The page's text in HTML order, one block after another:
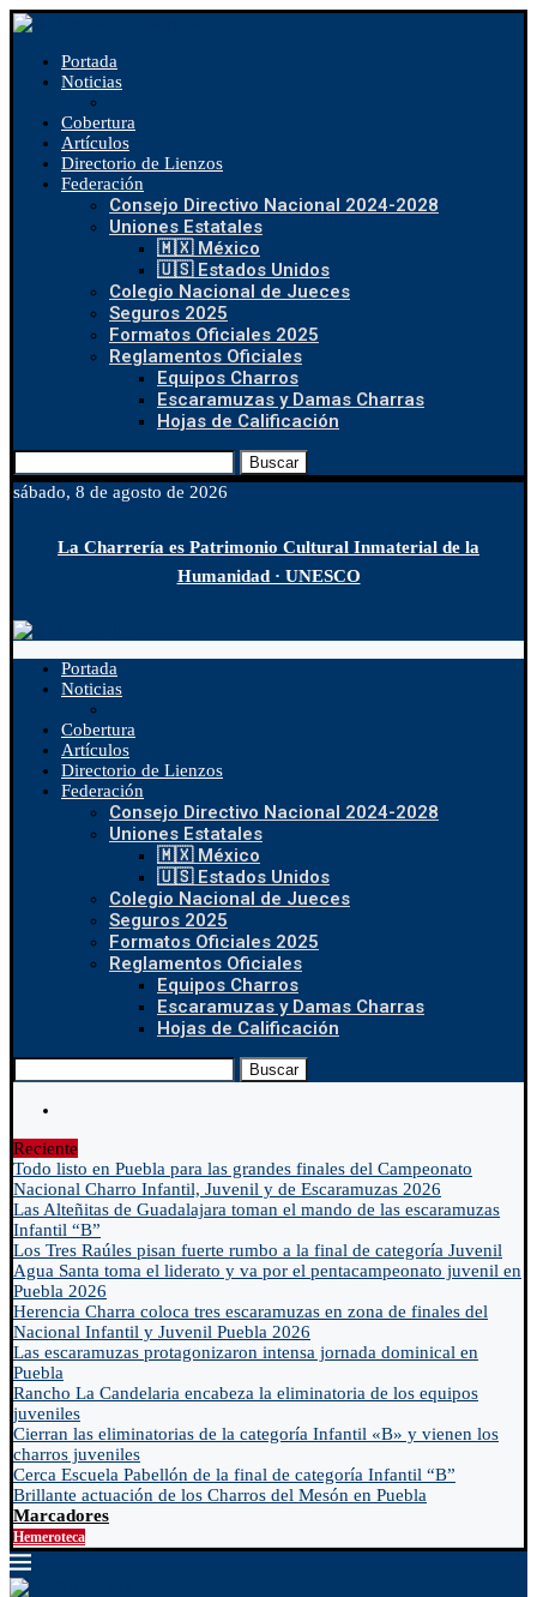
Portada
Noticias
Cobertura
Artículos
Directorio de Lienzos
Federación
Consejo Directivo Nacional 2024-2028
Uniones Estatales
🇲🇽 México
🇺🇸 Estados Unidos
Colegio Nacional de Jueces
Seguros 2025
Formatos Oficiales 2025
Reglamentos Oficiales
Equipos Charros
Escaramuzas y Damas Charras
Hojas de Calificación
Buscar
sábado, 8 de agosto de 2026
La Charrería es Patrimonio Cultural Inmaterial de la
Humanidad · UNESCO
Portada
Noticias
Cobertura
Artículos
Directorio de Lienzos
Federación
Consejo Directivo Nacional 2024-2028
Uniones Estatales
🇲🇽 México
🇺🇸 Estados Unidos
Colegio Nacional de Jueces
Seguros 2025
Formatos Oficiales 2025
Reglamentos Oficiales
Equipos Charros
Escaramuzas y Damas Charras
Hojas de Calificación
Buscar
Reciente
Todo listo en Puebla para las grandes finales del Campeonato
Nacional Charro Infantil, Juvenil y de Escaramuzas 2026
Las Alteñitas de Guadalajara toman el mando de las escaramuzas
Infantil “B”
Los Tres Raúles pisan fuerte rumbo a la final de categoría Juvenil
Agua Santa toma el liderato y va por el pentacampeonato juvenil en
Puebla 2026
Herencia Charra coloca tres escaramuzas en zona de finales del
Nacional Infantil y Juvenil Puebla 2026
Las escaramuzas protagonizaron intensa jornada dominical en
Puebla
Rancho La Candelaria encabeza la eliminatoria de los equipos
juveniles
Cierran las eliminatorias de la categoría Infantil «B» y vienen los
charros juveniles
Cerca Escuela Pabellón de la final de categoría Infantil “B”
Brillante actuación de los Charros del Mesón en Puebla
Marcadores
Hemeroteca